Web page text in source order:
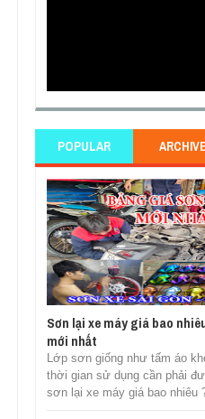
POPULAR ARCHIVE
Sơn lại xe máy giá bao
mới nhất
Lớp sơn giống như tấm áo
thời gian sử dụng cần phải
sơn lại xe máy giá bao nhiêu